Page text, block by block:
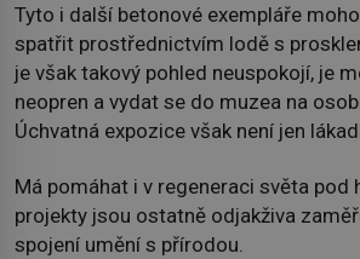
Tyto i další betonové exempláře
spatřit prostřednictvím lodě s
je však takový pohled neuspokojí, je
neopren a vydat se do muzea na
Úchvatná expozice však není jen
Má pomáhat i v regeneraci světa pod
projekty jsou ostatně odjakživa
spojení umění s přírodou.